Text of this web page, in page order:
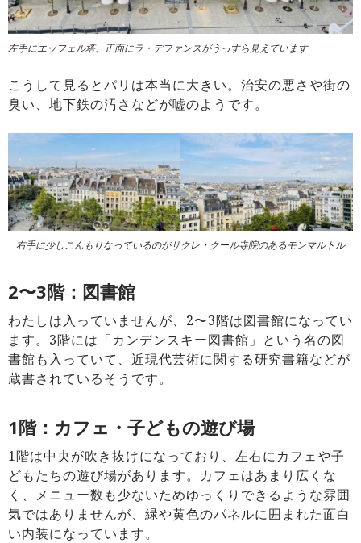
左手にエッフェル塔、正面にラ・デファンスがうっすら見えています
こうして見るとパリは本当に大きい。治安の悪さや街の
臭い、地下鉄の汚さなどが嘘のようです。
右手に少しこんもりなっているのがサクレ・クール寺院のあるモンマルトル
2〜3階：図書館
わたしは入っていませんが、2〜3階は図書館になってい
ます。3階には「カンデンスキー図書館」という名の図
書館も入っていて、近現代芸術に関する研究書籍などが
蔵書されているそうです。
1階：カフェ・子どもの遊び場
1階は中央が吹き抜けになっており、左右にカフェや子
どもたちの遊び場があります。カフェはあまり広くな
く、メニュー数も少ないためゆっくりできるような雰囲
気ではありませんが、緑や黄色のパネルに囲まれた面白
い内装になっています。